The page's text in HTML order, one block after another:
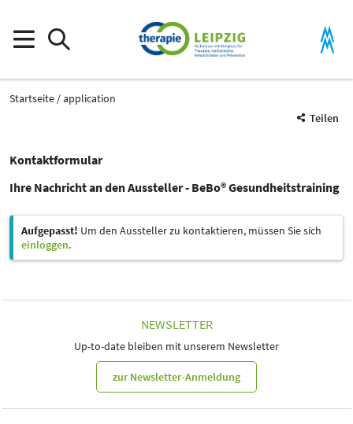
Startseite
application
Teilen
Kontaktformular
Ihre Nachricht an den Aussteller - BeBo® Gesundheitstraining
Aufgepasst! Um den Aussteller zu kontaktieren, müssen Sie sich
einloggen.
NEWSLETTER
Up-to-date bleiben mit unserem Newsletter
zur Newsletter-Anmeldung